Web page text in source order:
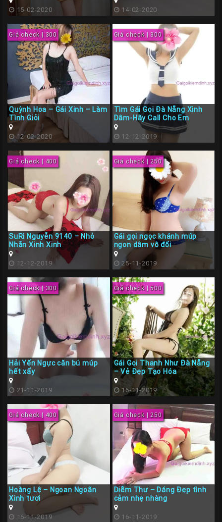
15-02-2020 14-02-2020
Giá check | 300
Quỳnh Hoa – Gái Xinh – Làm
Tình Giỏi
12-02-2020
Giá check | 300
Tìm Gái Gọi Đà Nẵng Xinh
Dâm-Hãy Call Cho Em
12-12-2019
Giá check | 400
SuRi Nguyễn 9140 – Nhỏ
Nhắn Xinh Xinh
12-12-2019
Giá check | 250
Gái gọi ngọc khánh múp
ngon dâm vô đối
25-11-2019
Giá check | 300
Hải Yến Ngực căn bú múp
hết xẩy
21-11-2019
Giá check | 500
Gái Gọi Thanh Như Đà Nẵng
– Vẻ Đẹp Tạo Hóa
16-11-2019
Giá check | 400
Hoàng Lệ – Ngoan Ngoãn
Xinh tươi
16-11-2019
Giá check | 250
Diễm Thư – Dáng Đẹp tình
cảm nhẹ nhàng
16-11-2019